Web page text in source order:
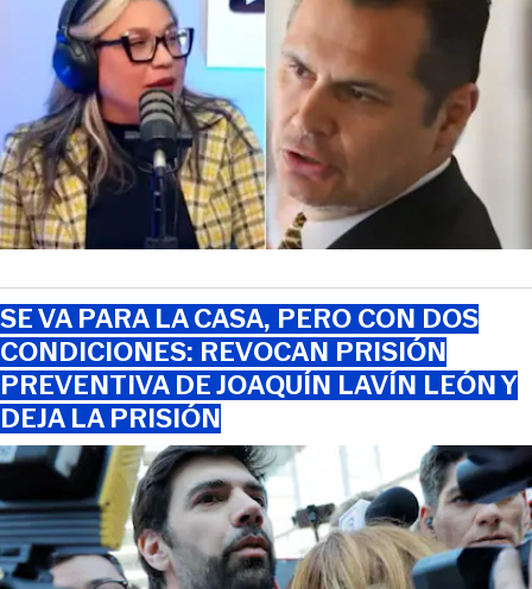
SE VA PARA LA CASA, PERO CON DOS
CONDICIONES: REVOCAN PRISIÓN
PREVENTIVA DE JOAQUÍN LAVÍN LEÓN Y
DEJA LA PRISIÓN